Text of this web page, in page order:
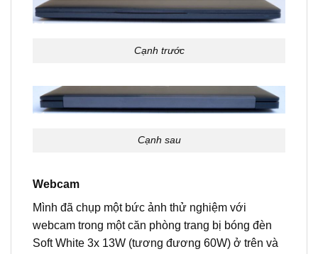
Cạnh trước
Cạnh sau
Webcam
Mình đã chụp một bức ảnh thử nghiệm với
webcam trong một căn phòng trang bị bóng đèn
Soft White 3x 13W (tương đương 60W) ở trên và